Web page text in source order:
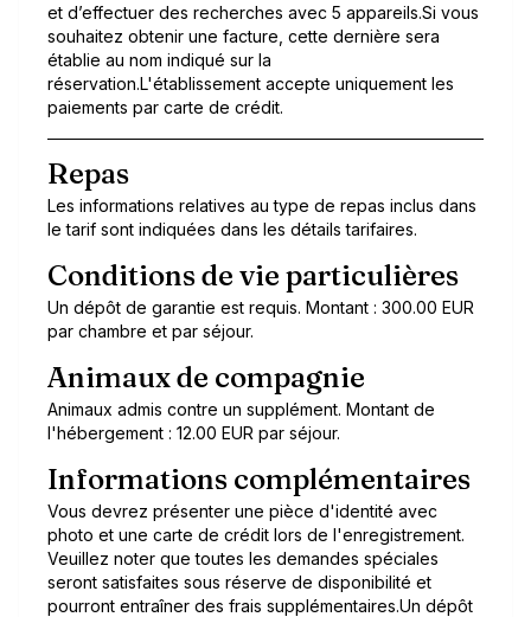
et d’effectuer des recherches avec 5 appareils.Si vous
souhaitez obtenir une facture, cette dernière sera
établie au nom indiqué sur la
réservation.L'établissement accepte uniquement les
paiements par carte de crédit.
Repas
Les informations relatives au type de repas inclus dans
le tarif sont indiquées dans les détails tarifaires.
Conditions de vie particulières
Un dépôt de garantie est requis. Montant : 300.00 EUR
par chambre et par séjour.
Animaux de compagnie
Animaux admis contre un supplément. Montant de
l'hébergement : 12.00 EUR par séjour.
Informations complémentaires
Vous devrez présenter une pièce d'identité avec
photo et une carte de crédit lors de l'enregistrement.
Veuillez noter que toutes les demandes spéciales
seront satisfaites sous réserve de disponibilité et
pourront entraîner des frais supplémentaires.Un dépôt